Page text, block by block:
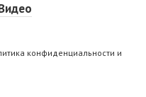
конфиденциальности и